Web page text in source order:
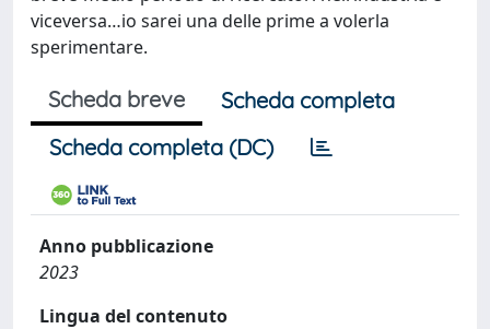
viceversa…io sarei una delle prime a volerla
sperimentare.
Scheda breve
Scheda completa
Scheda completa (DC)
Anno pubblicazione
2023
Lingua del contenuto